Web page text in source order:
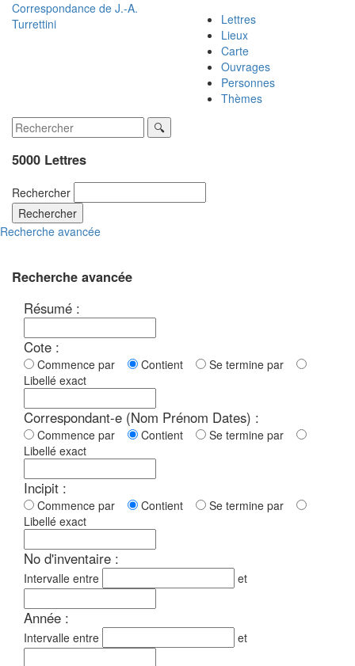
Correspondance de J.-A.
Turrettini
Lettres
Lieux
Carte
Ouvrages
Personnes
Thèmes
5000 Lettres
Rechercher
Rechercher
Recherche avancée
Recherche avancée
Résumé :
Cote :
Commence par Contient
Se termine par
Libellé exact
Correspondant-e (Nom Prénom Dates) :
Commence par Contient
Se termine par
Libellé exact
Incipit :
Commence par Contient
Se termine par
Libellé exact
No d'inventaire :
Intervalle entre et
Année :
Intervalle entre et